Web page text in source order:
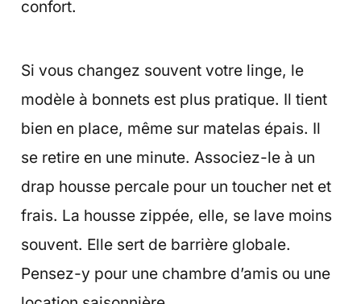
confort.
Si vous changez souvent votre linge, le
modèle à bonnets est plus pratique. Il tient
bien en place, même sur matelas épais. Il
se retire en une minute. Associez-le à un
drap housse percale pour un toucher net et
frais. La housse zippée, elle, se lave moins
souvent. Elle sert de barrière globale.
Pensez-y pour une chambre d’amis ou une